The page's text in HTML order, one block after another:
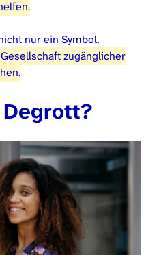
nur ein Symbol,
zugänglicher